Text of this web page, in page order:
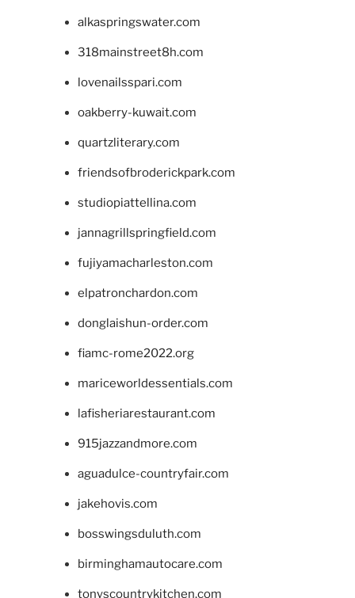
alkaspringswater.com
318mainstreet8h.com
lovenailsspari.com
oakberry-kuwait.com
quartzliterary.com
friendsofbroderickpark.com
studiopiattellina.com
jannagrillspringfield.com
fujiyamacharleston.com
elpatronchardon.com
donglaishun-order.com
fiamc-rome2022.org
mariceworldessentials.com
lafisheriarestaurant.com
915jazzandmore.com
aguadulce-countryfair.com
jakehovis.com
bosswingsduluth.com
birminghamautocare.com
tonyscountrykitchen.com